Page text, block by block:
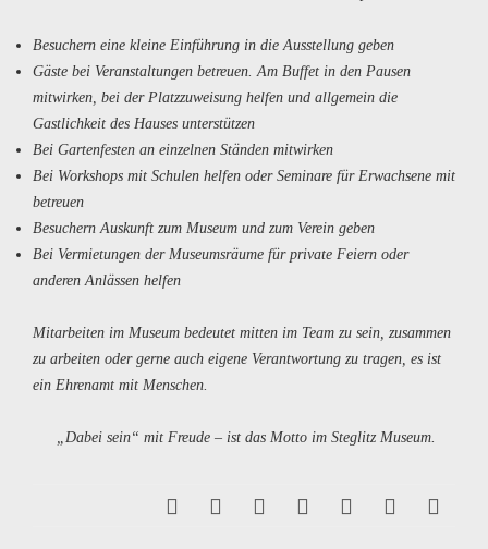
Besuchern eine kleine Einführung in die Ausstellung geben
Gäste bei Veranstaltungen betreuen. Am Buffet in den Pausen
mitwirken, bei der Platzzuweisung helfen und allgemein die
Gastlichkeit des Hauses unterstützen
Bei Gartenfesten an einzelnen Ständen mitwirken
Bei Workshops mit Schulen helfen oder Seminare für Erwachsene mit
betreuen
Besuchern Auskunft zum Museum und zum Verein geben
Bei Vermietungen der Museumsräume für private Feiern oder
anderen Anlässen helfen
Mitarbeiten im Museum bedeutet mitten im Team zu sein, zusammen
zu arbeiten oder gerne auch eigene Verantwortung zu tragen, es ist
ein Ehrenamt mit Menschen.
„Dabei sein“ mit Freude – ist das Motto im Steglitz Museum.